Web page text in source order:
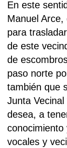
En este
Manuel Arce,
para
de este
de
paso norte
también que
Junta
desea, a
vocales y